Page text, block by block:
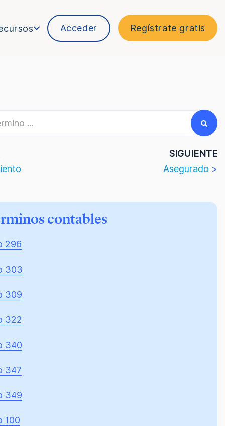
Regístrate gratis
Acceder
SIGUIENTE
Asegurado >
contables
296
303
309
322
340
347
349
100